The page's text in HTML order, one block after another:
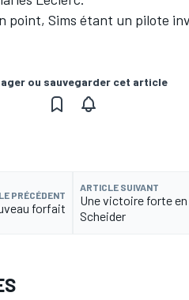
point, Sims étant un pilote
ou sauvegarder cet article
PRÉCÉDENT
forfait
ARTICLE SUIVANT
Une victoire forte
Scheider